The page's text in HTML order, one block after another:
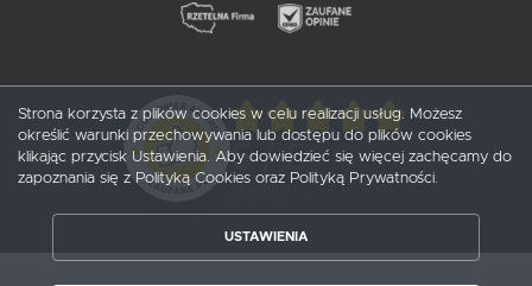
5/ 5
Strona korzysta z plików cookies w celu realizacji usług. Możesz
określić warunki przechowywania lub dostępu do plików cookies
klikając przycisk Ustawienia. Aby dowiedzieć się więcej zachęcamy do
zapoznania się z Polityką Cookies oraz Polityką Prywatności.
USTAWIENIA